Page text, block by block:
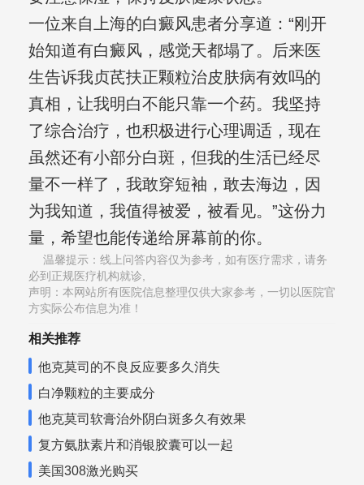
一位来自上海的白癜风患者分享道：“刚开
始知道有白癜风，感觉天都塌了。后来医
生告诉我贞芪扶正颗粒治皮肤病有效吗的
真相，让我明白不能只靠一个药。我坚持
了综合治疗，也积极进行心理调适，现在
虽然还有小部分白斑，但我的生活已经尽
量不一样了，我敢穿短袖，敢去海边，因
为我知道，我值得被爱，被看见。”这份力
量，希望也能传递给屏幕前的你。
温馨提示：线上问答内容仅为参考，如有医疗需求，请务
必到正规医疗机构就诊,
声明：本网站所有医院信息整理仅供大家参考，一切以医院官
方实际公布信息为准！
相关推荐
他克莫司的不良反应要多久消失
白净颗粒的主要成分
他克莫司软膏治外阴白斑多久有效果
复方氨肽素片和消银胶囊可以一起
美国308激光购买